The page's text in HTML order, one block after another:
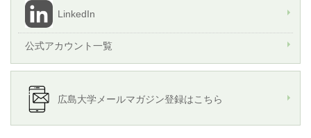
LinkedIn
公式アカウント一覧
広島大学メールマガジン登録はこちら